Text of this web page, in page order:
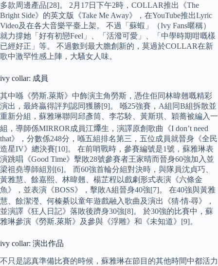
多款周邊產品[28]。 2月17日下午2時，COLLAR推出《The
Bright Side》的英文版《Take Me Away》，在YouTube推出Lyric
Video及在各大音樂平臺上架。 不過「蘇蝦」（Ivy Fans暱稱）
就力撐她「好有初戀Feel」、「活潑可愛」、「中學時期咁嘅樣
已經好正」等。 不過數到最大膽創新的，莫過於COLLAR在新
歌中激罕性感上陣，大騷女人味。
ivy collar: 成員
其中喺《勞斯.萊斯》中飾演主角勞斯，憑住佢同林暐翹嘅精彩
演出，最終贏得評判認同獲勝[9]。 喺25強賽，A組同B組拆散並
重新分組，蘇雅琳聯同邱彥筒、李芯駖、黃斯琪、穎蕎被編入一
組，導師係MIRROR成員江𤒹生，演譯原創歌曲《I don’t need
that》，分數係248分，喺五組排名第三，五位成員就晉身《全民
造星IV》總決賽[10]。 在前哨戰時，參賽編號是1號，蘇雅琳表
演跳唱《Good Time》擊敗28號參賽者王家晴而晉身60強加入並
梁祖堯導師組別[6]。 而60強首輪分組對決時，與隊員沈貞巧、
黃雅慧、餘嘉熙、林暐翹、楊芷程以戲劇形式表演《六條金
魚》，並表演《BOSS》，擊敗A組晉身40強[7]。 在40強與黃雅
慧、餘潔瀅、何榛綦以童年遊戲融入歌曲及演出《猜‧情‧尋》，
並演譯《狂人日記》落敗後躋身30強[8]。 於30強的比賽中，蘇
雅琳參演《勞斯.萊斯》及參與《浮雕》和《未知道》[9]。
ivy collar: 演出作品
不只是認真準備比賽的時候，蘇雅琳在節目的其他時間中都活力